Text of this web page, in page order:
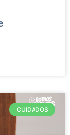
CUIDADOS